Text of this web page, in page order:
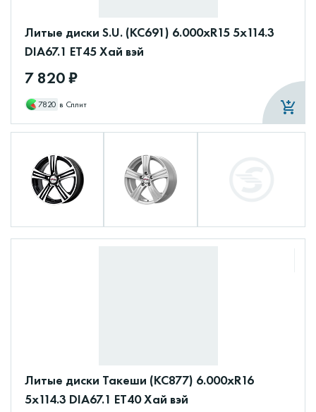
Литые диски S.U. (КС691) 6.000xR15 5x114.3
DIA67.1 ET45 Хай вэй
7 820 ₽
7820 в Сплит
Литые диски Такеши (КС877) 6.000xR16
5x114.3 DIA67.1 ET40 Хай вэй